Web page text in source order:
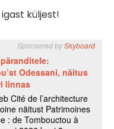
igast küljest!